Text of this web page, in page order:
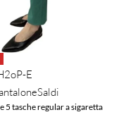
P-E
Saldi
5 tasche regular a sigaretta